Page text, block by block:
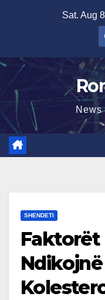
Sat. Aug
SHENDETI
Faktorët